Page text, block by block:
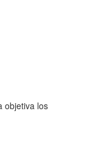
objetiva los